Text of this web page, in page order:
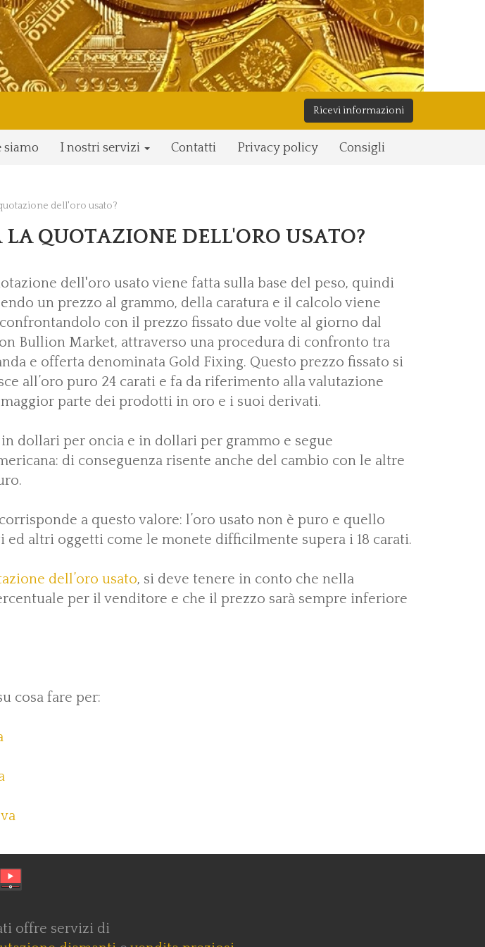
Ricevi informazioni
siamo I nostri servizi Contatti Privacy policy Consigli
dell'oro usato?
QUOTAZIONE DELL'ORO USATO?
dell'oro usato viene fatta sulla base del peso, quindi
un prezzo al grammo, della caratura e il calcolo viene
con il prezzo fissato due volte al giorno dal
Bullion Market, attraverso una procedura di confronto tra
e offerta denominata Gold Fixing. Questo prezzo fissato si
all’oro puro 24 carati e fa da riferimento alla valutazione
parte dei prodotti in oro e i suoi derivati.
dollari per oncia e in dollari per grammo e segue
di conseguenza risente anche del cambio con le altre
a questo valore: l’oro usato non è puro e quello
altri oggetti come le monete difficilmente supera i 18 carati.
dell’oro usato, si deve tenere in conto che nella
per il venditore e che il prezzo sarà sempre inferiore
cosa fare per:
offre servizi di